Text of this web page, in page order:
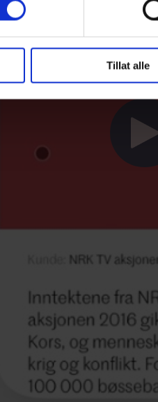
Tillat alle